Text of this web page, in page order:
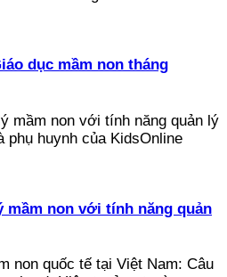
dục mầm non tháng
mầm non với tính năng quản